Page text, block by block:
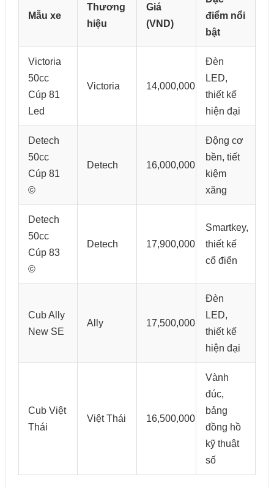
Mẫu xe
Thương
hiệu
Giá
(VND)
điểm nổi
bật
Victoria
50cc
Cúp 81
Led
Victoria 14,000,000
Đèn
LED,
thiết kế
hiện đại
Detech
50cc
Cúp 81
©
Detech 16,000,000
Động cơ
bền, tiết
kiệm
xăng
Detech
50cc
Cúp 83
©
Detech 17,900,000
Smartkey,
thiết kế
cổ điển
Cub Ally
New SE
Ally 17,500,000
Đèn
LED,
thiết kế
hiện đại
Cub Việt
Thái
Việt Thái 16,500,000
Vành
đúc,
bảng
đồng hồ
kỹ thuật
số